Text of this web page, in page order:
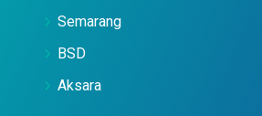
Semarang
BSD
Aksara